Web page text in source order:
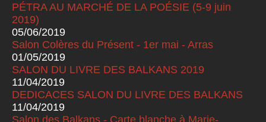
PÉTRA AU MARCHÉ DE LA POÉSIE (5-9 juin
2019)
05/06/2019
Salon Colères du Présent - 1er mai - Arras
01/05/2019
SALON DU LIVRE DES BALKANS 2019
11/04/2019
DEDICACES SALON DU LIVRE DES BALKANS
11/04/2019
Salon des Balkans - Carte blanche à Marie-